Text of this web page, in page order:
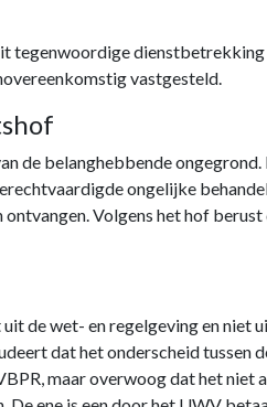
tegenwoordige
vastgesteld.
de belanghebbende
ongelijke
Volgens het hof
de wet- en regelgeving en niet
dat het onderscheid tussen
maar overwoog dat het niet